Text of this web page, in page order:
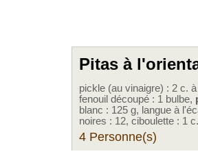
Pitas à
pickle (au vinaigre) : 2 c.
fenouil découpé : 1 bulbe,
blanc : 125 g, langue à
noires : 12, ciboulette : 1
4 Personne(s)